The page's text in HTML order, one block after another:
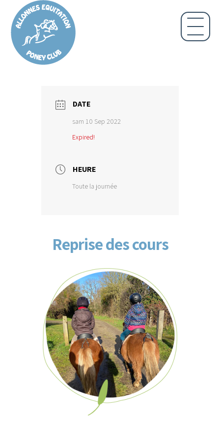
DATE
sam 10 Sep 2022
Expired!
HEURE
Toute la journée
Reprise des cours